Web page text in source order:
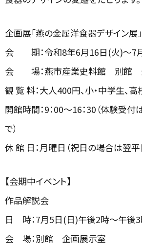
企画展「燕の金属洋食器デザイン展」
会 期：令和8年6月16日(火)～7
会 場：燕市産業史料館 別館
観 覧 料：大人400円、小・中学生、
開館時間：9：00～16：30（体験受
で）
休 館 日：月曜日（祝日の場合は翌平
【会期中イベント】
作品解説会
日 時：7月5日(日)午後2時～午後
会 場：別館 企画展示室